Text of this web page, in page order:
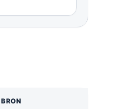
BRON